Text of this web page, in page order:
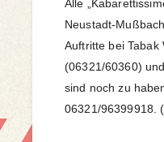
Alle
Neustadt-
Auftritte bei
(06321/60360)
sind noch zu
06321/96399918.